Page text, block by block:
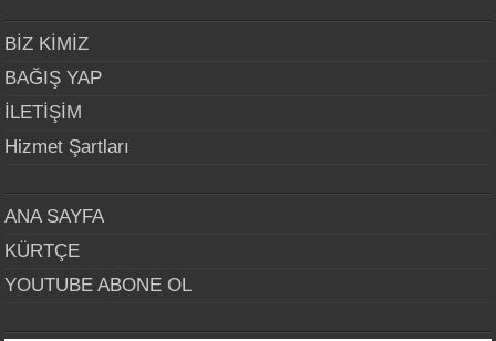
BİZ KİMİZ
BAĞIŞ YAP
İLETİŞİM
Hizmet Şartları
ANA SAYFA
KÜRTÇE
YOUTUBE ABONE OL